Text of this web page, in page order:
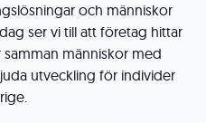
och människor
ser vi till att företag hittar
människor med
utveckling för individer